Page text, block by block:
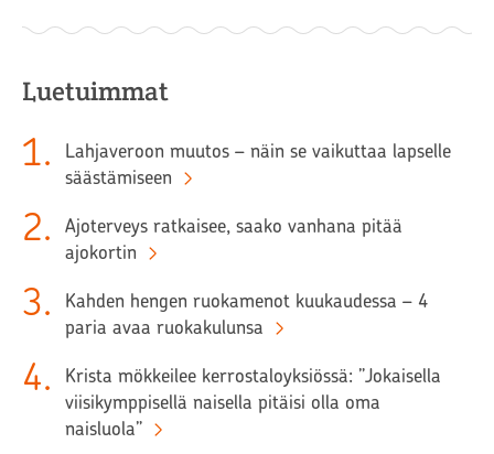
Luetuimmat
1.
Lahjaveroon muutos – näin se vaikuttaa lapselle
säästämiseen
2.
Ajoterveys ratkaisee, saako vanhana pitää
ajokortin
3.
Kahden hengen ruokamenot kuukaudessa – 4
paria avaa ruokakulunsa
4.
Krista mökkeilee kerrostaloyksiössä: ”Jokaisella
viisikymppisellä naisella pitäisi olla oma
naisluola”